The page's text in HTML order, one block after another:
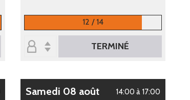
12 / 14
TERMINÉ
samedi 08 août 14:00 à 17:00